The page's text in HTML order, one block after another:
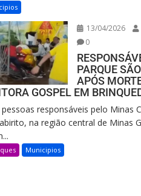
13/04/2026
0
PARQUE
APÓS
GOSPEL EM
responsáveis pelo Minas
na região central de Minas
Municipios